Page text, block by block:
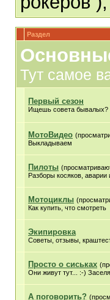
Раздел
Тут самое
Первый сезон
Ищешь совета бывалых?
МотоВидео
Выкладываем
Пилоты
Разборы косяков, аварии
Мотоциклы
Как купить, что смотреть
Экипировка
Советы, отзывы,
Просто о сиськах
Они живут тут... :-)
А поговорить?